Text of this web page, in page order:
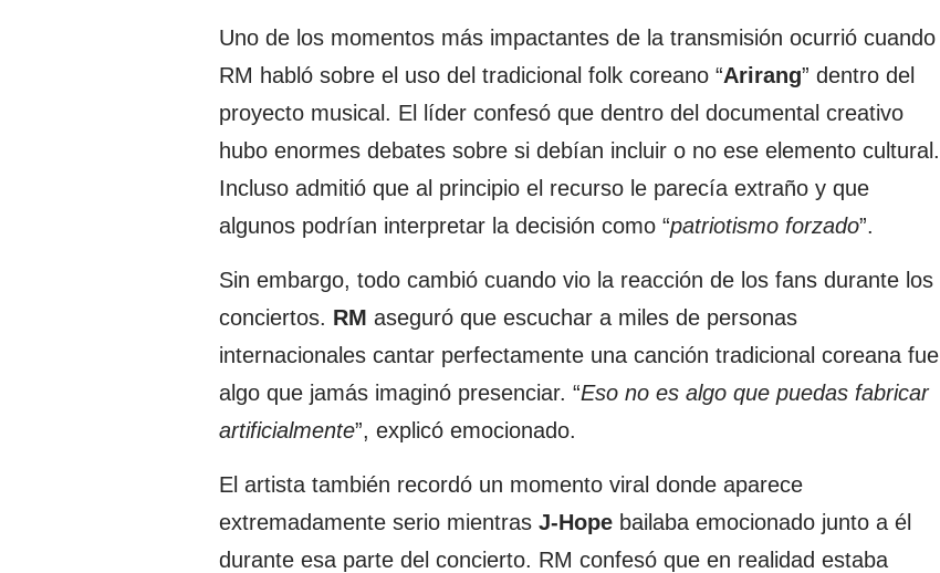
Uno de los momentos más impactantes de la transmisión ocurrió cuando
RM habló sobre el uso del tradicional folk coreano “Arirang” dentro del
proyecto musical. El líder confesó que dentro del documental creativo
hubo enormes debates sobre si debían incluir o no ese elemento cultural.
Incluso admitió que al principio el recurso le parecía extraño y que
algunos podrían interpretar la decisión como “patriotismo forzado”.
Sin embargo, todo cambió cuando vio la reacción de los fans durante los
conciertos. RM aseguró que escuchar a miles de personas
internacionales cantar perfectamente una canción tradicional coreana fue
algo que jamás imaginó presenciar. “Eso no es algo que puedas fabricar
artificialmente”, explicó emocionado.
El artista también recordó un momento viral donde aparece
extremadamente serio mientras J-Hope bailaba emocionado junto a él
durante esa parte del concierto. RM confesó que en realidad estaba